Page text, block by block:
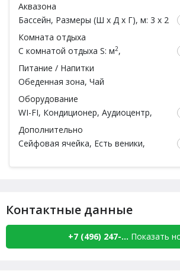
Аквазона
Бассейн, Размеры (Ш x Д x Г), м: 3 x 2
Комната отдыха
С комнатой отдыха S: м2,
Питание / Напитки
Обеденная зона, Чай
Оборудование
WI-FI, Кондиционер, Аудиоцентр,
Дополнительно
Сейфовая ячейка, Есть веники,
Халаты, Шампунь, Мыло, Мочалка,
Контактные данные
+7 (496) 247-... Показать